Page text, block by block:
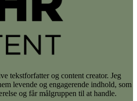
tekstforfatter og content creator. Jeg
levende og engagerende indhold, som
og får målgruppen til at handle.